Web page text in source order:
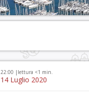
22:00 | lettura <1 min.
14 Luglio 2020